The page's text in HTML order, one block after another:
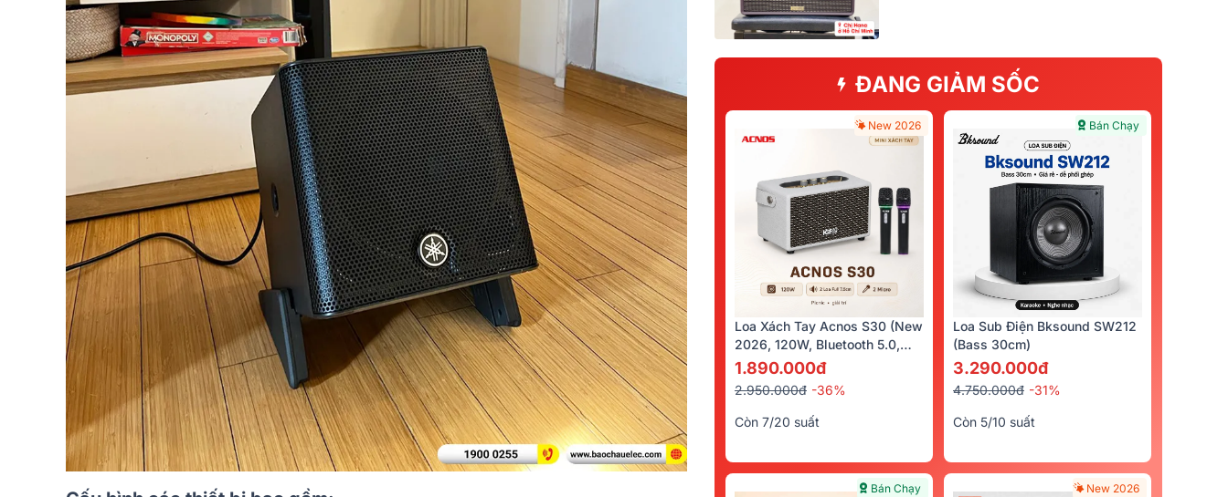
ĐANG GIẢM SỐC
New 2026
Loa Xách Tay Acnos S30 (New
2026, 120W, Bluetooth 5.0,
Kèm 2 Tay Micro)
1.890.000đ
2.950.000đ -36%
Còn 7/20 suất
Bán Chạy
Loa Sub Điện Bksound SW212
(bass 30cm)
3.290.000đ
4.750.000đ -31%
Còn 5/10 suất
Bán Chạy New 2026